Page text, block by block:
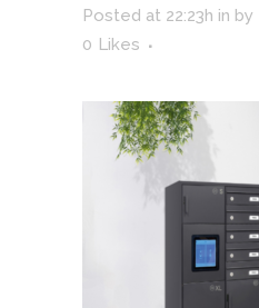
Posted at 22:23h in by
0 Likes